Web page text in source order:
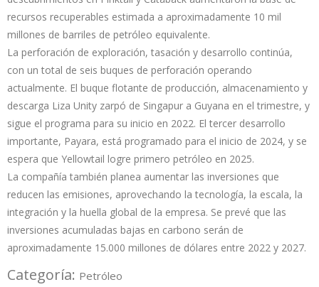
recursos recuperables estimada a aproximadamente 10 mil
millones de barriles de petróleo equivalente.
La perforación de exploración, tasación y desarrollo continúa,
con un total de seis buques de perforación operando
actualmente. El buque flotante de producción, almacenamiento y
descarga Liza Unity zarpó de Singapur a Guyana en el trimestre, y
sigue el programa para su inicio en 2022. El tercer desarrollo
importante, Payara, está programado para el inicio de 2024, y se
espera que Yellowtail logre primero petróleo en 2025.
La compañía también planea aumentar las inversiones que
reducen las emisiones, aprovechando la tecnología, la escala, la
integración y la huella global de la empresa. Se prevé que las
inversiones acumuladas bajas en carbono serán de
aproximadamente 15.000 millones de dólares entre 2022 y 2027.
Categoría: Petróleo